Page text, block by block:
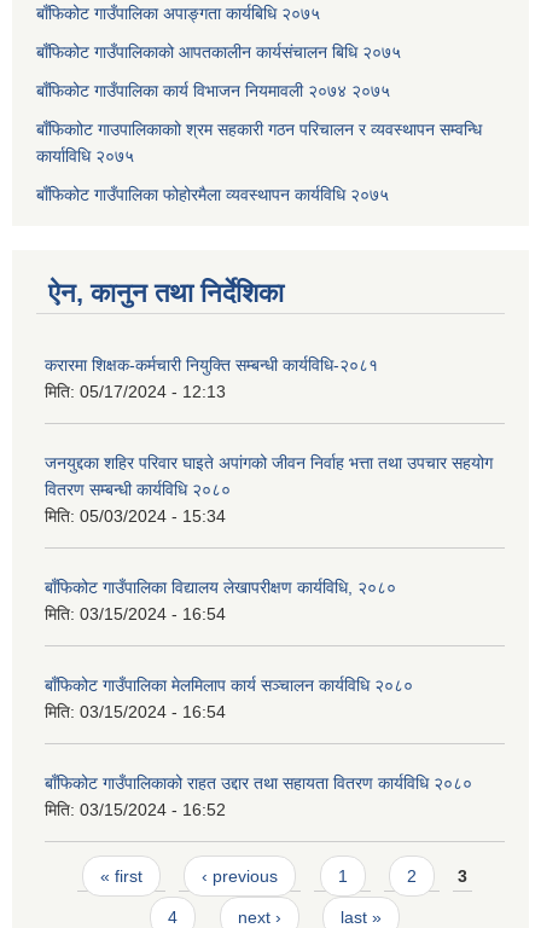
बाँफिकोट गाउँपालिका अपाङ्गता कार्यबिधि २०७५
बाँफिकोट गाउँपालिकाको आपतकालीन कार्यसंचालन बिधि २०७५
बाँफिकोट गाउँपालिका कार्य विभाजन नियमावली २०७४ २०७५
बाँफिकाोट गाउपालिकाकाो श्रम सहकारी गठन परिचालन र व्यवस्थापन सम्वन्धि
कार्याविधि २०७५
बाँफिकोट गाउँपालिका फोहोरमैला व्यवस्थापन कार्यविधि २०७५
ऐन, कानुन तथा निर्देशिका
करारमा शिक्षक-कर्मचारी नियुक्ति सम्बन्धी कार्यविधि-२०८१
मिति: 05/17/2024 - 12:13
जनयुद्दका शहिर परिवार घाइते अपांगको जीवन निर्वाह भत्ता तथा उपचार सहयोग
वितरण सम्बन्धी कार्यविधि २०८०
मिति: 05/03/2024 - 15:34
बाँफिकोट गाउँपालिका विद्यालय लेखापरीक्षण कार्यविधि, २०८०
मिति: 03/15/2024 - 16:54
बाँफिकोट गाउँपालिका मेलमिलाप कार्य सञ्चालन कार्यविधि २०८०
मिति: 03/15/2024 - 16:54
बाँफिकोट गाउँपालिकाको राहत उद्दार तथा सहायता वितरण कार्यविधि २०८०
मिति: 03/15/2024 - 16:52
Pages
« first ‹ previous 1 2 3
4 next › last »